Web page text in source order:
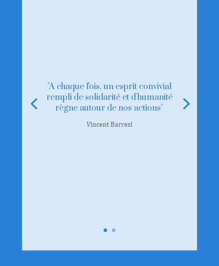
"A chaque fois, un esprit convivial
rempli de solidarité et d'humanité
règne autour de nos actions"
Vincent Barresi